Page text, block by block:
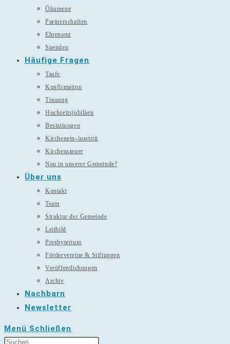
Ökumene
Partnerschaften
Ehrenamt
Spenden
Häufige Fragen
Taufe
Konfirmation
Trauung
Hochzeitsjubiläen
Bestattungen
Kirchenein-/austritt
Kirchensteuer
Neu in unserer Gemeinde?
Über uns
Kontakt
Team
Struktur der Gemeinde
Leitbild
Presbyterium
Fördervereine & Stiftungen
Veröffentlichungen
Archiv
Nachbarn
Newsletter
Menü Schließen